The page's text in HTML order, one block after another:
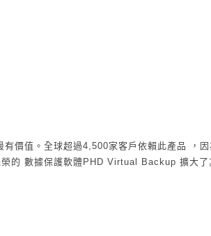
價值。全球超過4,500家客戶依賴此產品 ，
的 數據保護軟體PHD Virtual Backup 擴大了
能在發生故障時快速恢復正常工作。PHD即